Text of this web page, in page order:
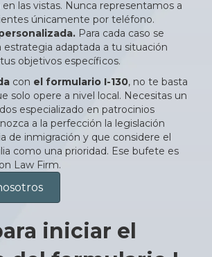
las vistas. Nunca representamos a
únicamente por teléfono.
Para cada caso se
estrategia adaptada a tu situación
objetivos específicos.
con el formulario I-130, no te basta
solo opere a nivel local. Necesitas un
especializado en patrocinios
a la perfección la legislación
de inmigración y que considere el
como una prioridad. Ese bufete es
Law Firm.
iniciar el